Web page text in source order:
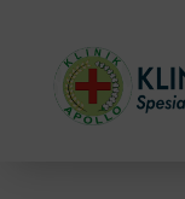
content